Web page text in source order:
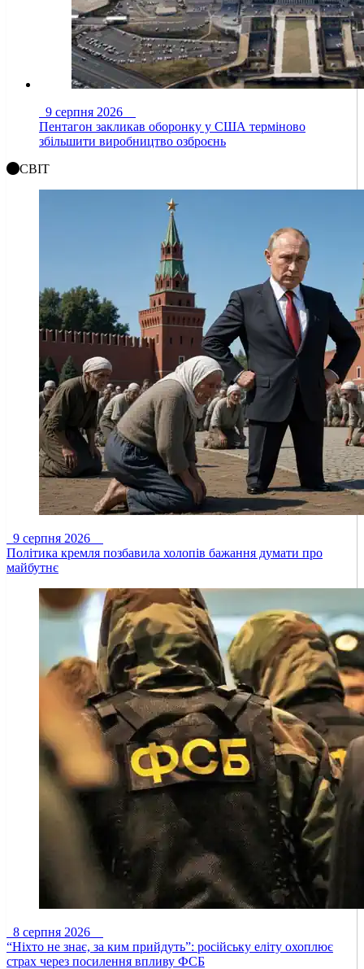
9 серпня 2026
Пентагон закликав оборонку у США терміново
збільшити виробництво озброєнь
СВІТ
9 серпня 2026
Політика кремля позбавила холопів бажання думати про
майбутнє
8 серпня 2026
“Ніхто не знає, за ким прийдуть”: російську еліту охоплює
страх через посилення впливу ФСБ